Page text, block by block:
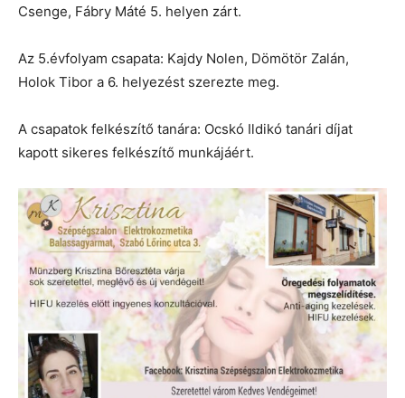
Csenge, Fábry Máté 5. helyen zárt.
Az 5.évfolyam csapata: Kajdy Nolen, Dömötör Zalán,
Holok Tibor a 6. helyezést szerezte meg.
A csapatok felkészítő tanára: Ocskó Ildikó tanári díjat
kapott sikeres felkészítő munkájáért.